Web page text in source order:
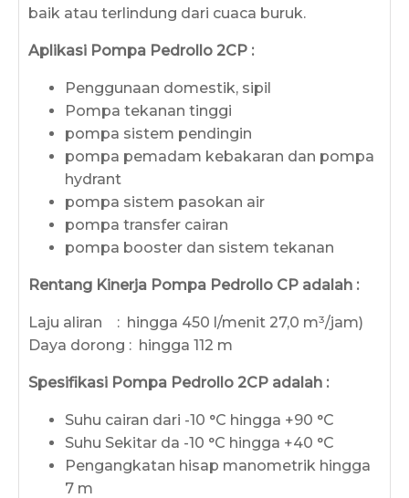
baik atau terlindung dari cuaca buruk.
Aplikasi Pompa Pedrollo 2CP :
Penggunaan domestik, sipil
Pompa tekanan tinggi
pompa sistem pendingin
pompa pemadam kebakaran dan pompa
hydrant
pompa sistem pasokan air
pompa transfer cairan
pompa booster dan sistem tekanan
Rentang Kinerja Pompa Pedrollo CP adalah :
Laju aliran : hingga 450 l/menit 27,0 m³/jam)
Daya dorong : hingga 112 m
Spesifikasi Pompa Pedrollo 2CP adalah :
Suhu cairan dari -10 °C hingga +90 °C
Suhu Sekitar da -10 °C hingga +40 °C
Pengangkatan hisap manometrik hingga
7 m